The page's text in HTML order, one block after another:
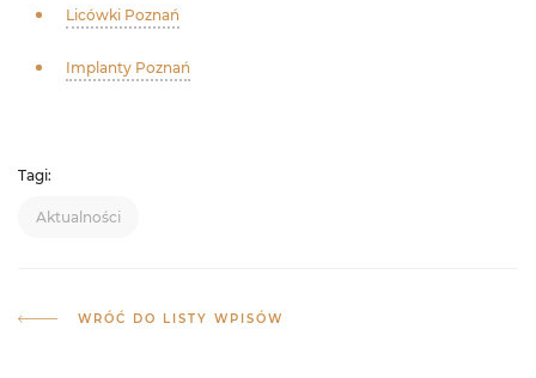
Licówki Poznań
Implanty Poznań
Tagi:
Aktualności
WRÓĆ DO LISTY WPISÓW